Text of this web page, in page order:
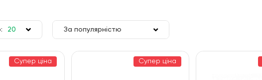
20
100
За популярністю
Супер ціна Супер ціна